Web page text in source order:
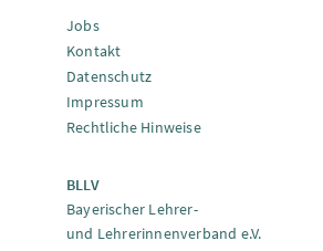
Jobs
Kontakt
Datenschutz
Impressum
Rechtliche Hinweise
BLLV
Bayerischer Lehrer-
und Lehrerinnenverband e.V.